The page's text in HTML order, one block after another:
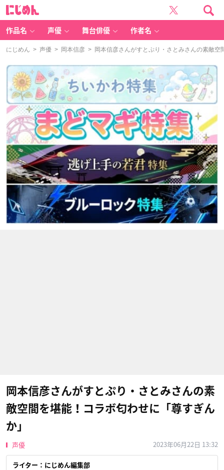
作品名 声優 舞台俳優 作者名
にじめん > 声優 > 岡本信彦 > 岡本信彦さんがすとぷり・さとみさんの素敵空
岡本信彦さんがすとぷり・さとみさんの素
敵空間を堪能！コラボ匂わせに「尊すぎん
か」
声優 2023年06月22日 13:32
ライター：にじめん編集部